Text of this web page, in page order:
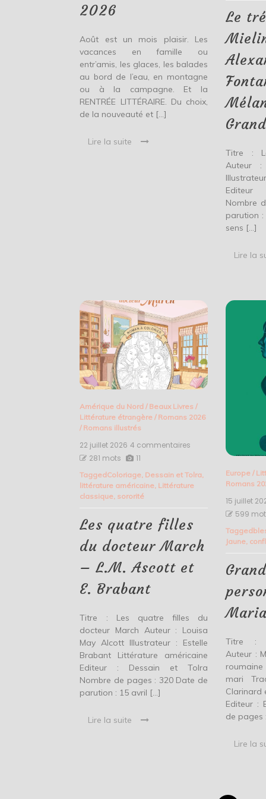
2026
Août est un mois plaisir. Les
vacances en famille ou
entr’amis, les glaces, les balades
au bord de l’eau, en montagne
ou à la campagne. Et la
RENTRÉE LITTÉRAIRE. Du choix,
de la nouveauté et […]
Lire la suite
Le
Titre :
Auteur :
Editeur
Nombre
parution
sens […]
Lire la
Amérique du Nord / Beaux Livres /
Littérature étrangère / Romans 2026
/ Romans illustrés
22 juillet 2026 4 commentaires
filles
du
L.M.
Ascott
et
E.
Brabant
281 mots 11
TaggedColoriage Dessain et Tolra
littérature américaine Littérature
classique sororité
Les quatre filles
du docteur March
– L.M. Ascott et
E. Brabant
Titre : Les quatre filles du
docteur March Auteur : Louisa
May Alcott Illustrateur : Estelle
Brabant Littérature américaine
Editeur : Dessain et Tolra
Nombre de pages : 320 Date de
parution : 15 avril […]
Lire la suite
Europe /
Romans
15 juillet
599
Tagged
Jaune
Titre :
Auteur :
roumaine
mari
Clarinard
Editeur :
de pages
Lire la